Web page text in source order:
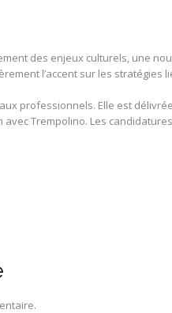
des enjeux culturels, une
l’accent sur les stratégies
professionnels. Elle est
avec Trempolino. Les